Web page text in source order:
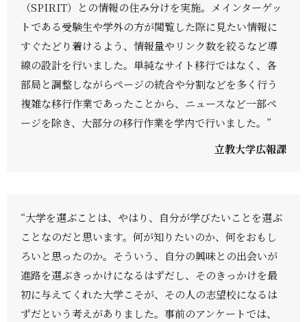
（SPIRIT）との情報の住み分けを実施。メインターゲッ
トである受験生や学外の方が閲覧した際に見たい情報に
すぐたどり着けるよう、情報量やリンク数を絞るなど導
線の設計を行いました。単純なサイト移行ではなく、各
部局と調整しながらページの統合や分割などを多く行う
複雑な移行作業であったことから、ニュースなど一部ペ
ージを除き、大部分の移行作業を学内で行いました。”
立教大学広報課
“大学を選ぶことは、やはり、自分が学びたいことを選ぶ
ことなのだと思います。何が知りたいのか、何をおもし
ろいと思ったのか。そういう、自分の興味との出会いが
進路を選ぶきっかけになるはずだし、そのきっかけを最
初に与えてくれた大学こそが、その人の志望校になるは
ずだという考えがありました。事前のアンケートでは、